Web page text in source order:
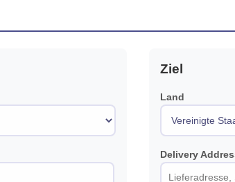
Ziel
Land
Delivery